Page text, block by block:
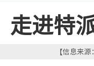
走进特
【信息来